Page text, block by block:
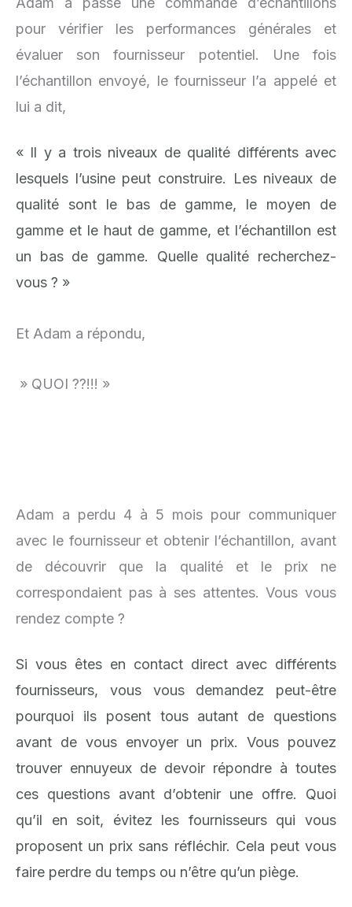
pour vérifier les performances générales et
évaluer son fournisseur potentiel. Une fois
l’échantillon envoyé, le fournisseur l’a appelé et
lui a dit,
« Il y a trois niveaux de qualité différents avec
lesquels l’usine peut construire. Les niveaux de
qualité sont le bas de gamme, le moyen de
gamme et le haut de gamme, et l’échantillon est
un bas de gamme. Quelle qualité recherchez-
vous ? »
Et Adam a répondu,
» QUOI ??!!! »
Adam a perdu 4 à 5 mois pour communiquer
avec le fournisseur et obtenir l’échantillon, avant
de découvrir que la qualité et le prix ne
correspondaient pas à ses attentes. Vous vous
rendez compte ?
Si vous êtes en contact direct avec différents
fournisseurs, vous vous demandez peut-être
pourquoi ils posent tous autant de questions
avant de vous envoyer un prix. Vous pouvez
trouver ennuyeux de devoir répondre à toutes
ces questions avant d’obtenir une offre. Quoi
qu’il en soit, évitez les fournisseurs qui vous
proposent un prix sans réfléchir. Cela peut vous
faire perdre du temps ou n’être qu’un piège.